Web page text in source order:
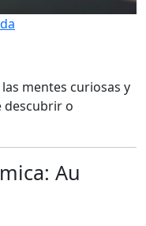
mentes curiosas y
descubrir o
Au